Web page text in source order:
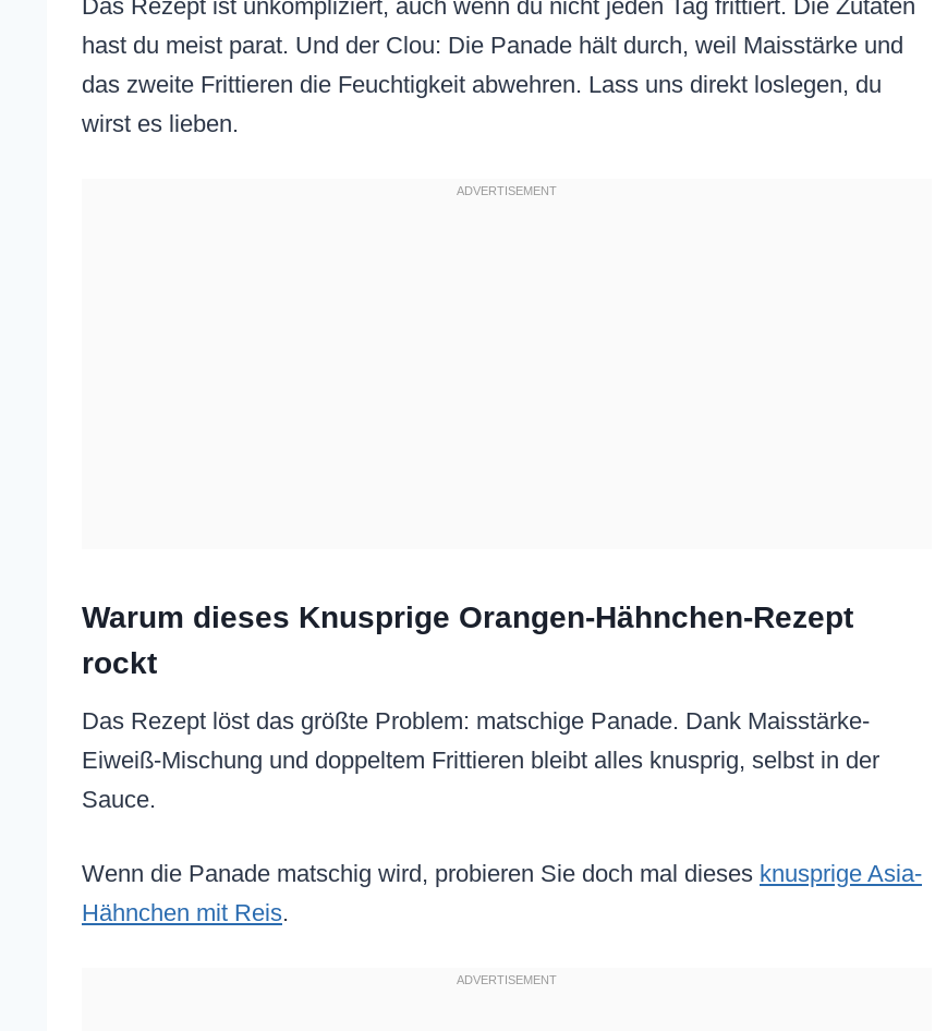
Das Rezept ist unkompliziert, auch wenn du nicht jeden Tag frittiert. Die Zutaten
hast du meist parat. Und der Clou: Die Panade hält durch, weil Maisstärke und
das zweite Frittieren die Feuchtigkeit abwehren. Lass uns direkt loslegen, du
wirst es lieben.
Warum dieses Knusprige Orangen-Hähnchen-Rezept
rockt
Das Rezept löst das größte Problem: matschige Panade. Dank Maisstärke-
Eiweiß-Mischung und doppeltem Frittieren bleibt alles knusprig, selbst in der
Sauce.
Wenn die Panade matschig wird, probieren Sie doch mal dieses knusprige Asia-
Hähnchen mit Reis.